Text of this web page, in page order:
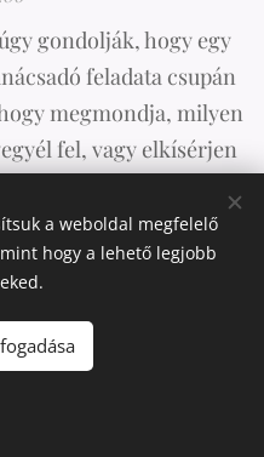
gondolják, hogy egy
feladata csupán
megmondja, milyen
fel, vagy elkísérjen
összetettebb.
a weboldal megfelelő
hogy a lehető legjobb